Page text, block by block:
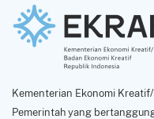
Kementerian Ekonomi
Pemerintah yang